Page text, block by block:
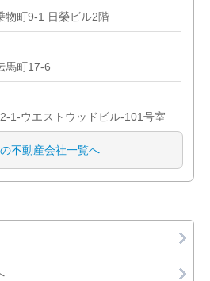
物町9-1 日榮ビル2階
馬町17-6
1-ウエストウッドビル-101号室
不動産会社一覧へ